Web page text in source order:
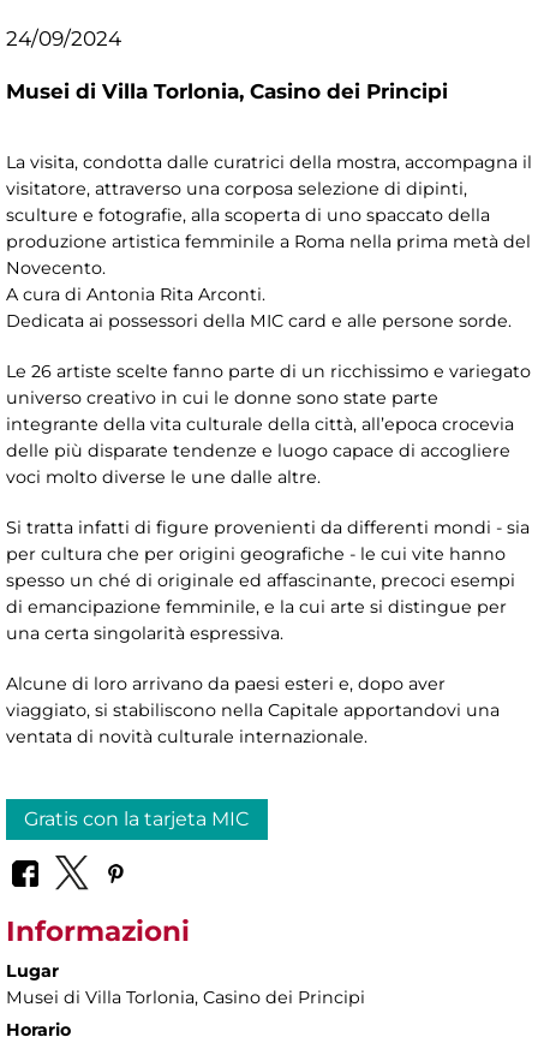
24/09/2024
Musei di Villa Torlonia, Casino dei Principi
La visita, condotta dalle curatrici della mostra, accompagna il
visitatore, attraverso una corposa selezione di dipinti,
sculture e fotografie, alla scoperta di uno spaccato della
produzione artistica femminile a Roma nella prima metà del
Novecento.
A cura di Antonia Rita Arconti.
Dedicata ai possessori della MIC card e alle persone sorde.
Le 26 artiste scelte fanno parte di un ricchissimo e variegato
universo creativo in cui le donne sono state parte
integrante della vita culturale della città, all’epoca crocevia
delle più disparate tendenze e luogo capace di accogliere
voci molto diverse le une dalle altre.
Si tratta infatti di figure provenienti da differenti mondi - sia
per cultura che per origini geografiche - le cui vite hanno
spesso un ché di originale ed affascinante, precoci esempi
di emancipazione femminile, e la cui arte si distingue per
una certa singolarità espressiva.
Alcune di loro arrivano da paesi esteri e, dopo aver
viaggiato, si stabiliscono nella Capitale apportandovi una
ventata di novità culturale internazionale.
Gratis con la tarjeta MIC
Informazioni
Lugar
Musei di Villa Torlonia, Casino dei Principi
Horario